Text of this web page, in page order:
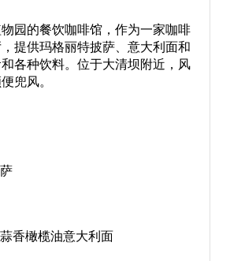
园的餐饮咖啡馆，作为一家咖啡
提供玛格丽特披萨、意大利面和
各种饮料。位于大清坝附近，风
兜风。
香橄榄油意大利面